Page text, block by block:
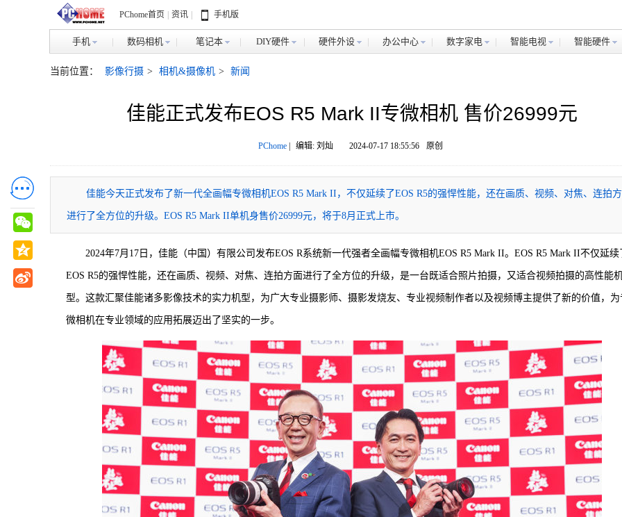
PChome首页 资讯 手机版
手机 数码相机 笔记本 DIY硬件 硬件外设 办公中心 数字家电 智能电视 智能硬件
当前位置： 影像行摄 > 相机&摄像机 > 新闻
佳能正式发布EOS R5 Mark II专微相机 售价26999元
PChome| 编辑: 刘灿 2024-07-17 18:55:56 原创
佳能今天正式发布了新一代全画幅专微相机EOS R5 Mark II，不仅延续了EOS R5的强悍性能，还在画质、视频、对焦、连拍
进行了全方位的升级。EOS R5 Mark II单机身售价26999元，将于8月正式上市。
2024年7月17日，佳能（中国）有限公司发布EOS R系统新一代强者全画幅专微相机EOS R5 Mark II。EOS R5 Mark II不仅延续
EOS R5的强悍性能，还在画质、视频、对焦、连拍方面进行了全方位的升级，是一台既适合照片拍摄，又适合视频拍摄的高性能
型。这款汇聚佳能诸多影像技术的实力机型，为广大专业摄影师、摄影发烧友、专业视频制作者以及视频博主提供了新的价值，为
微相机在专业领域的应用拓展迈出了坚实的一步。